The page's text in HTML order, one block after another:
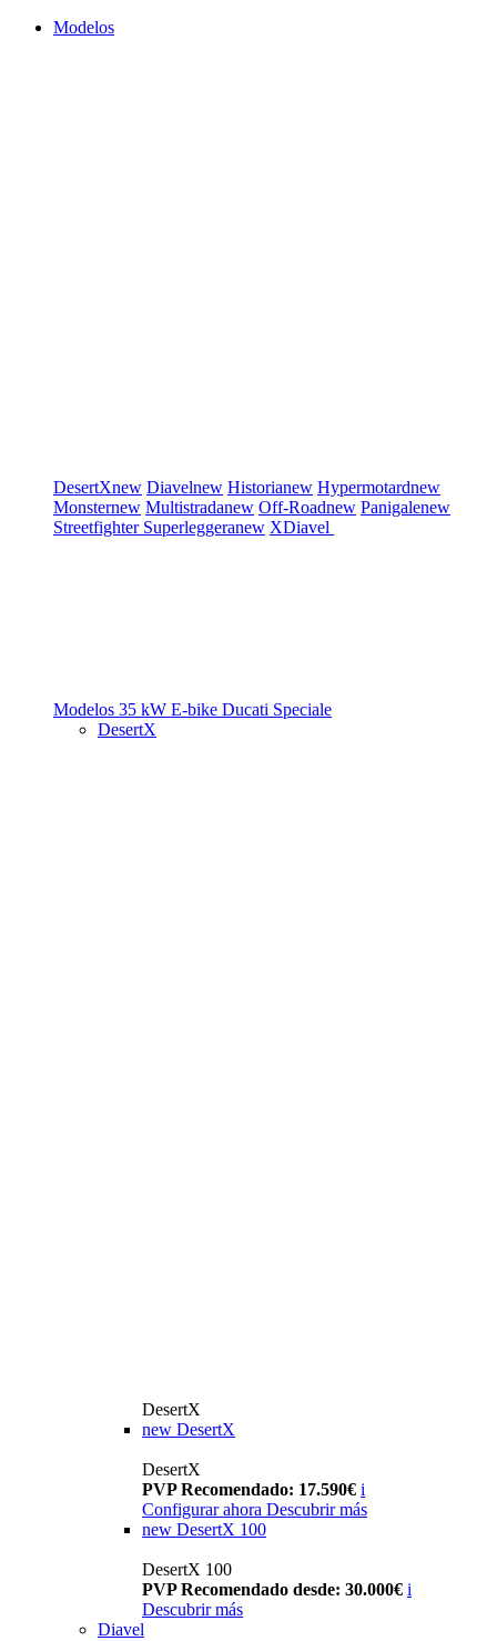
Modelos
DesertXnew Diavelnew Historianew Hypermotardnew
Monsternew Multistradanew Off-Roadnew Panigalenew
Streetfighter Superleggeranew XDiavel
Modelos 35 kW E-bike Ducati Speciale
DesertX
DesertX
new DesertX
DesertX
PVP Recomendado: 17.590€ i
Configurar ahora Descubrir más
new DesertX 100
DesertX 100
PVP Recomendado desde: 30.000€ i
Descubrir más
Diavel